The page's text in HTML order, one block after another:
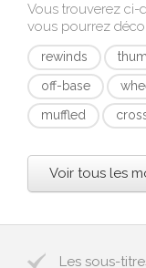
Vous trouverez ci-
vous pourrez
rewinds
off-base
muffled
Voir tous les
Les sous-